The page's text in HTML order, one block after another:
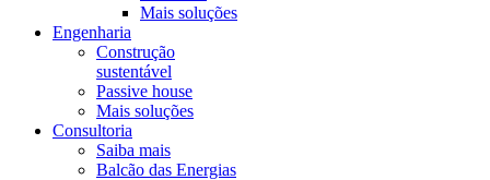
Mais soluções
Engenharia
Construção
sustentável
Passive house
Mais soluções
Consultoria
Saiba mais
Balcão das Energias